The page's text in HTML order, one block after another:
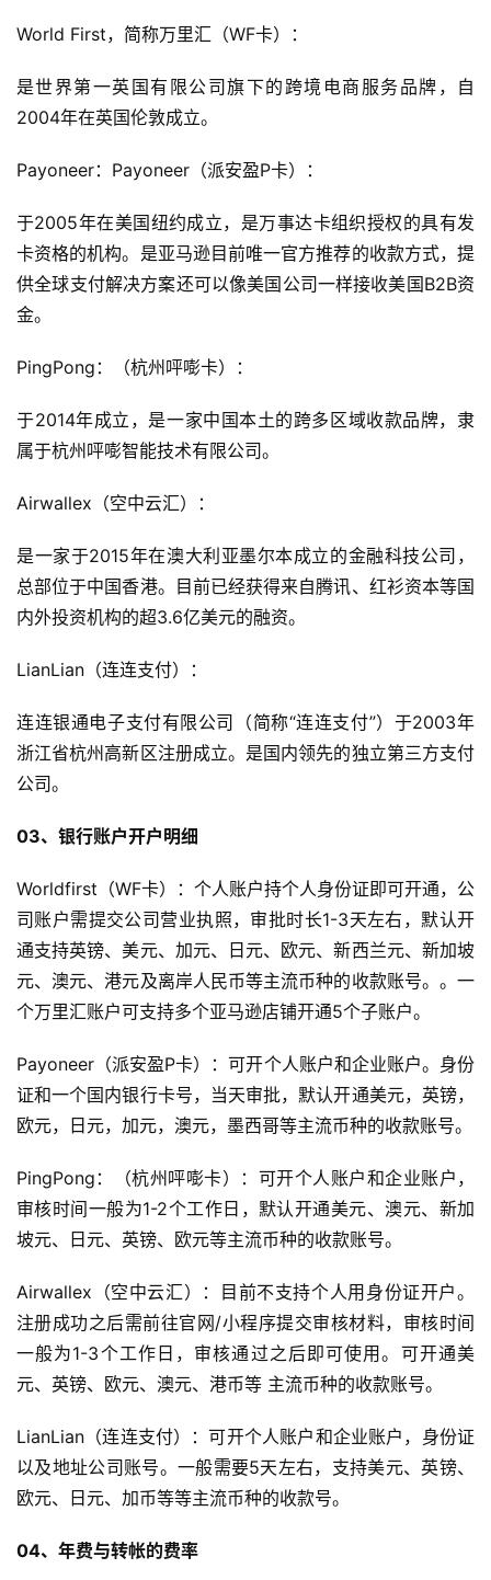
首
页
全
开
店
境
World First，简称万里汇（WF卡）：
是世界第一英国有限公司旗下的跨境电商服务品牌，自
2004年在英国伦敦成立。
Payoneer：Payoneer（派安盈P卡）：
于2005年在美国纽约成立，是万事达卡组织授权的具有发
卡资格的机构。是亚马逊目前唯一官方推荐的收款方式，提
供全球支付解决方案还可以像美国公司一样接收美国B2B资
金。
PingPong：（杭州呯嘭卡）：
于2014年成立，是一家中国本土的跨多区域收款品牌，隶
属于杭州呯嘭智能技术有限公司。
Airwallex（空中云汇）：
是一家于2015年在澳大利亚墨尔本成立的金融科技公司，
总部位于中国香港。目前已经获得来自腾讯、红衫资本等国
内外投资机构的超3.6亿美元的融资。
LianLian（连连支付）：
连连银通电子支付有限公司（简称“连连支付”）于2003年
浙江省杭州高新区注册成立。是国内领先的独立第三方支付
公司。
03、银行账户开户明细
Worldfirst（WF卡）：个人账户持个人身份证即可开通，公
司账户需提交公司营业执照，审批时长1-3天左右，默认开
通支持英镑、美元、加元、日元、欧元、新西兰元、新加坡
元、澳元、港元及离岸人民币等主流币种的收款账号。。一
个万里汇账户可支持多个亚马逊店铺开通5个子账户。
Payoneer（派安盈P卡）：可开个人账户和企业账户。身份
证和一个国内银行卡号，当天审批，默认开通美元，英镑，
欧元，日元，加元，澳元，墨西哥等主流币种的收款账号。
PingPong：（杭州呯嘭卡）：可开个人账户和企业账户，
审核时间一般为1-2个工作日，默认开通美元、澳元、新加
坡元、日元、英镑、欧元等主流币种的收款账号。
Airwallex（空中云汇）：目前不支持个人用身份证开户。
注册成功之后需前往官网/小程序提交审核材料，审核时间
一般为1-3个工作日，审核通过之后即可使用。可开通美
元、英镑、欧元、澳元、港币等 主流币种的收款账号。
LianLian（连连支付）：可开个人账户和企业账户，身份证
以及地址公司账号。一般需要5天左右，支持美元、英镑、
欧元、日元、加币等等主流币种的收款号。
04、年费与转帐的费率